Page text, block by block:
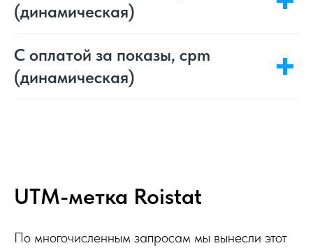
(динамическая)
С оплатой за показы, cpm
(динамическая)
UTM-метка Roistat
По многочисленным запросам мы вынесли этот